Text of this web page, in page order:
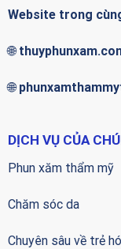
Website trong
🌐
🌐
DỊCH VỤ CỦA
Phun xăm thẩm mỹ
Chăm sóc da
Chuyên sâu về trẻ